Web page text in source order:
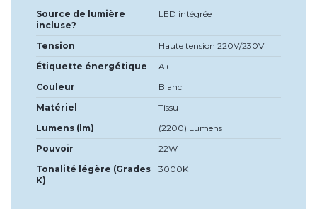
Source de lumière
incluse?
LED intégrée
Tension
Haute tension 220V/230V
Étiquette énergétique
A+
Couleur
Blanc
Matériel
Tissu
Lumens (lm)
(2200) Lumens
Pouvoir
22W
Tonalité légère (Grades
K)
3000K